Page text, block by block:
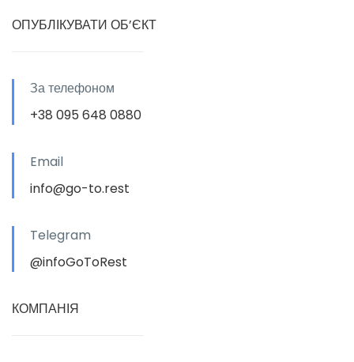
ОПУБЛІКУВАТИ ОБ’ЄКТ
За телефоном
+38 095 648 0880
Email
info@go-to.rest
Telegram
@infoGoToRest
КОМПАНІЯ